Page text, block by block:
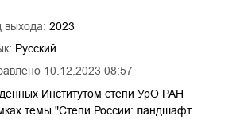
10.12.2023 08:57
выхода: 2023
Русский
Институтом степи УрО РАН
темы "Степи России: ландшафт…